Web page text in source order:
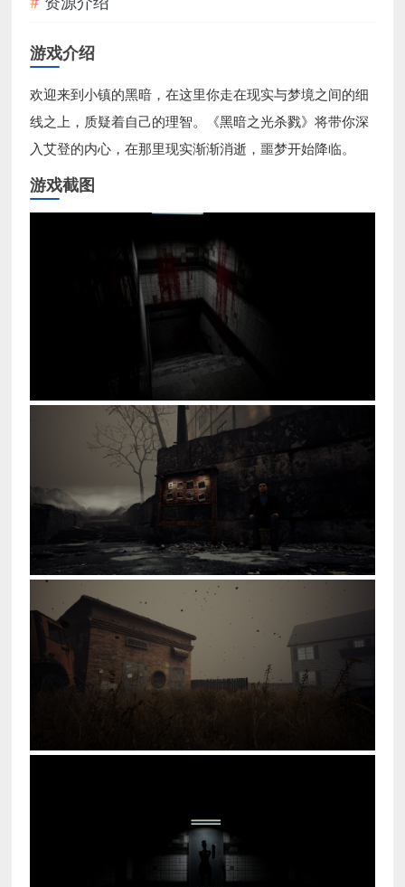
游戏介绍
欢迎来到小镇的黑暗，在这里你走在现实与梦境之间的细
线之上，质疑着自己的理智。《黑暗之光杀戮》将带你深
入艾登的内心，在那里现实渐渐消逝，噩梦开始降临。
游戏截图